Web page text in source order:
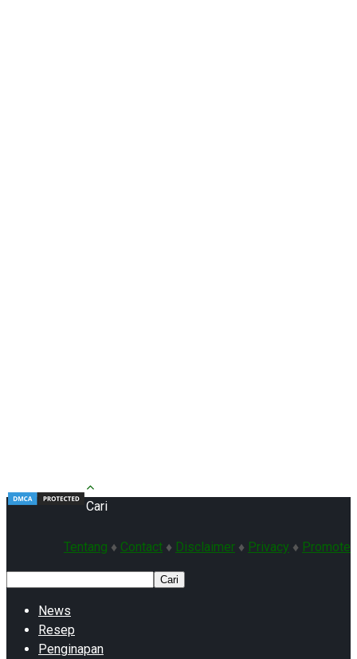
Tentang ♦ Contact ♦ Disclaimer ♦ Privacy ♦ Promote
Cari
Cari
News
Resep
Penginapan